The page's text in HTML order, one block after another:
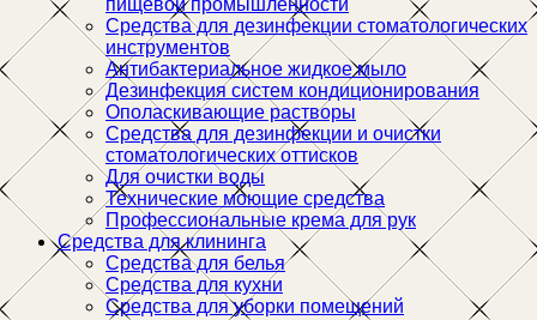
пищевой промышленности
Средства для дезинфекции стоматологических
инструментов
Антибактериальное жидкое мыло
Дезинфекция систем кондиционирования
Ополаскивающие растворы
Средства для дезинфекции и очистки
стоматологических оттисков
Для очистки воды
Технические моющие средства
Профессиональные крема для рук
Средства для клининга
Средства для белья
Средства для кухни
Средства для уборки помещений